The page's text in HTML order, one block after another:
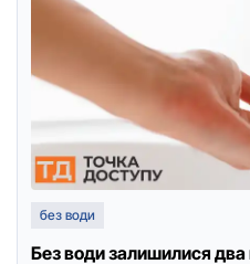
без води
Без води залишилися два